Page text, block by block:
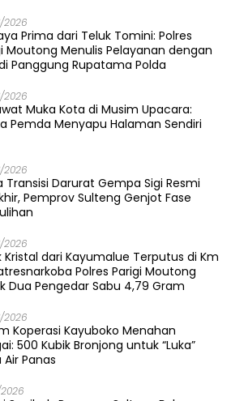
2026
Prima dari Teluk Tomini: Polres
Moutong Menulis Pelayanan dengan
Panggung Rupatama Polda
2026
Muka Kota di Musim Upacara:
Pemda Menyapu Halaman Sendiri
2026
Transisi Darurat Gempa Sigi Resmi
Pemprov Sulteng Genjot Fase
2026
Kristal dari Kayumalue Terputus di Km
Polres Parigi Moutong
Dua Pengedar Sabu 4,79 Gram
2026
Koperasi Kayuboko Menahan
500 Kubik Bronjong untuk “Luka”
Air Panas